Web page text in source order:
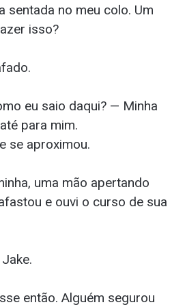
sentada no meu colo. Um
isso?
eu saio daqui? — Minha
para mim.
se aproximou.
uma mão apertando
e ouvi o curso de sua
então. Alguém segurou